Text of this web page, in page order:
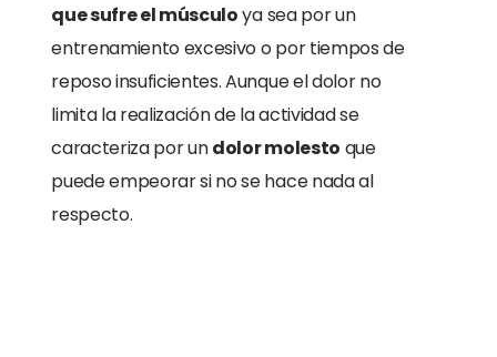
que sufre el músculoya sea por un
entrenamiento excesivo o por tiempos de
reposo insuficientes. Aunque el dolor no
limita la realización de la actividad se
caracteriza por undolor molesto que
puede empeorar si no se hace nada al
respecto.